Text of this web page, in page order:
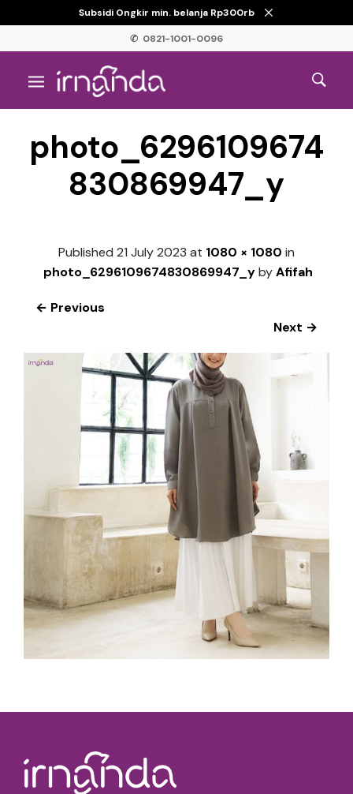
Subsidi Ongkir min. belanja Rp300rb
✆ 0821-1001-0096
photo_6296109674
830869947_y
Published 21 July 2023 at 1080 × 1080 in
photo_6296109674830869947_ybyAfifah
← Previous
Next →